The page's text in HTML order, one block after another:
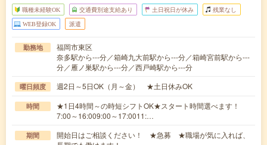
職種未経験OK 交通費別途支給あり 土日祝日が休み 残業なし
WEB登録OK 派遣
勤務地
福岡市東区
奈多駅から---分／箱崎九大前駅から---分／箱崎宮前駅から---
分／雁ノ巣駅から---分／西戸崎駅から---分
曜日頻度 週2日～5日OK（月～金） ★土日休みOK
時間
★1日4時間～の時短シフトOK★スタート時間選べます！
7:00～16:009:00～17:0011:…
期間
開始日はご相談ください！ ★急募 ★職場が気に入れば、